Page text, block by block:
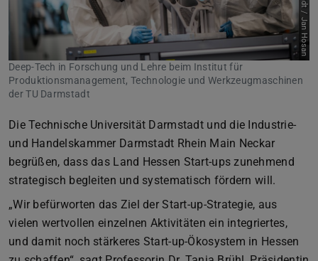
Deep-Tech in Forschung und Lehre beim Institut für
Produktionsmanagement, Technologie und Werkzeugmaschinen
der TU Darmstadt
Die Technische Universität Darmstadt und die Industrie-
und Handelskammer Darmstadt Rhein Main Neckar
begrüßen, dass das Land Hessen Start-ups zunehmend
strategisch begleiten und systematisch fördern will.
„Wir befürworten das Ziel der Start-up-Strategie, aus
vielen wertvollen einzelnen Aktivitäten ein integriertes,
und damit noch stärkeres Start-up-Ökosystem in Hessen